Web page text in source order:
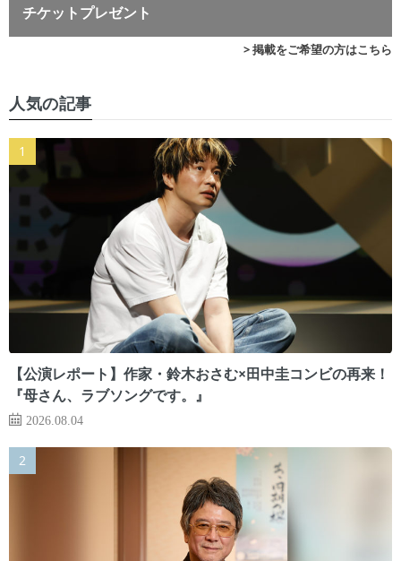
チケットプレゼント
> 掲載をご希望の方はこちら
人気の記事
【公演レポート】作家・鈴木おさむ×田中圭コンビの再来！
『母さん、ラブソングです。』
2026.08.04